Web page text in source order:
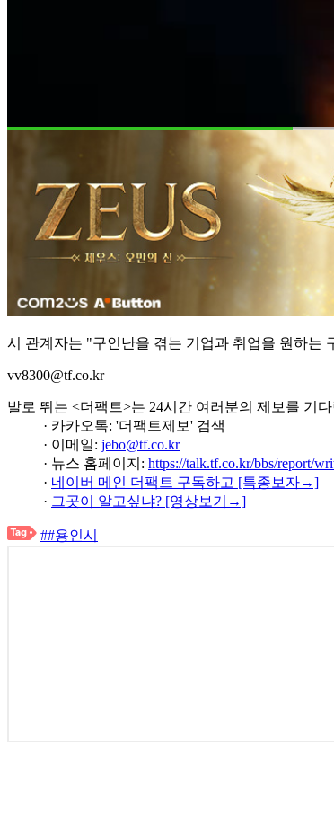
시 관계자는 "구인난을 겪는 기업과 취업을 원하는
vv8300@tf.co.kr
발로 뛰는 <더팩트>는 24시간 여러분의 제보를 기
· 카카오톡: '더팩트제보' 검색
· 이메일: jebo@tf.co.kr
· 뉴스 홈페이지: https://talk.tf.co.kr/bbs/report/
· 네이버 메인 더팩트 구독하고 [특종보자→]
· 그곳이 알고싶냐? [영상보기→]
##용인시